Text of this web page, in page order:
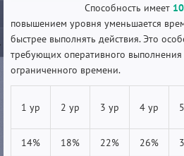
Способность имеет 10
повышением уровня уменьшается
быстрее выполнять действия. Это
требующих оперативного
ограниченного времени.
1 ур 2 ур 3 ур 4 ур
14% 18% 22% 26%